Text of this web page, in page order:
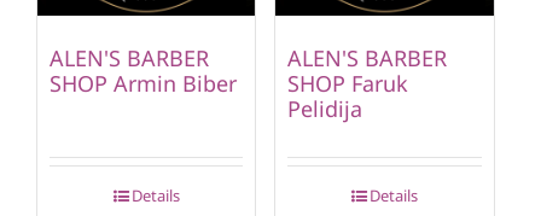
ALEN'S BARBER
SHOP Armin Biber
Details
ALEN'S BARBER
SHOP Faruk
Pelidija
Details